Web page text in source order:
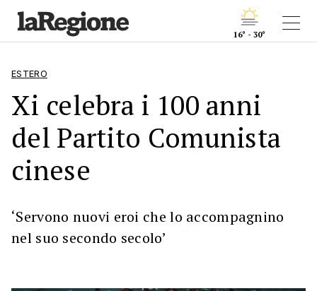
16° - 30°
ESTERO
Xi celebra i 100 anni
del Partito Comunista
cinese
‘Servono nuovi eroi che lo accompagnino
nel suo secondo secolo’